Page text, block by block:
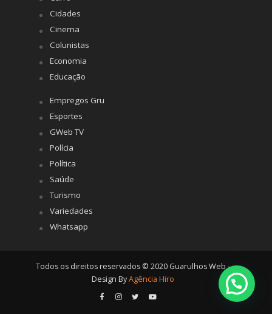
Cidades
Cinema
Colunistas
Economia
Educação
Empregos Gru
Esportes
GWeb TV
Polícia
Política
Saúde
Turismo
Variedades
Whatsapp
Todos os direitos reservados © 2020 Guarulhos Web -
Design ByAgência Hiro